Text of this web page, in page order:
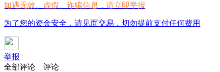
如遇无效、虚假、诈骗信息，请立即举报
为了您的资金安全，请见面交易，切勿提前支付任何费用
举报
全部评论
评论